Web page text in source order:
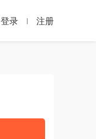
登录 注册